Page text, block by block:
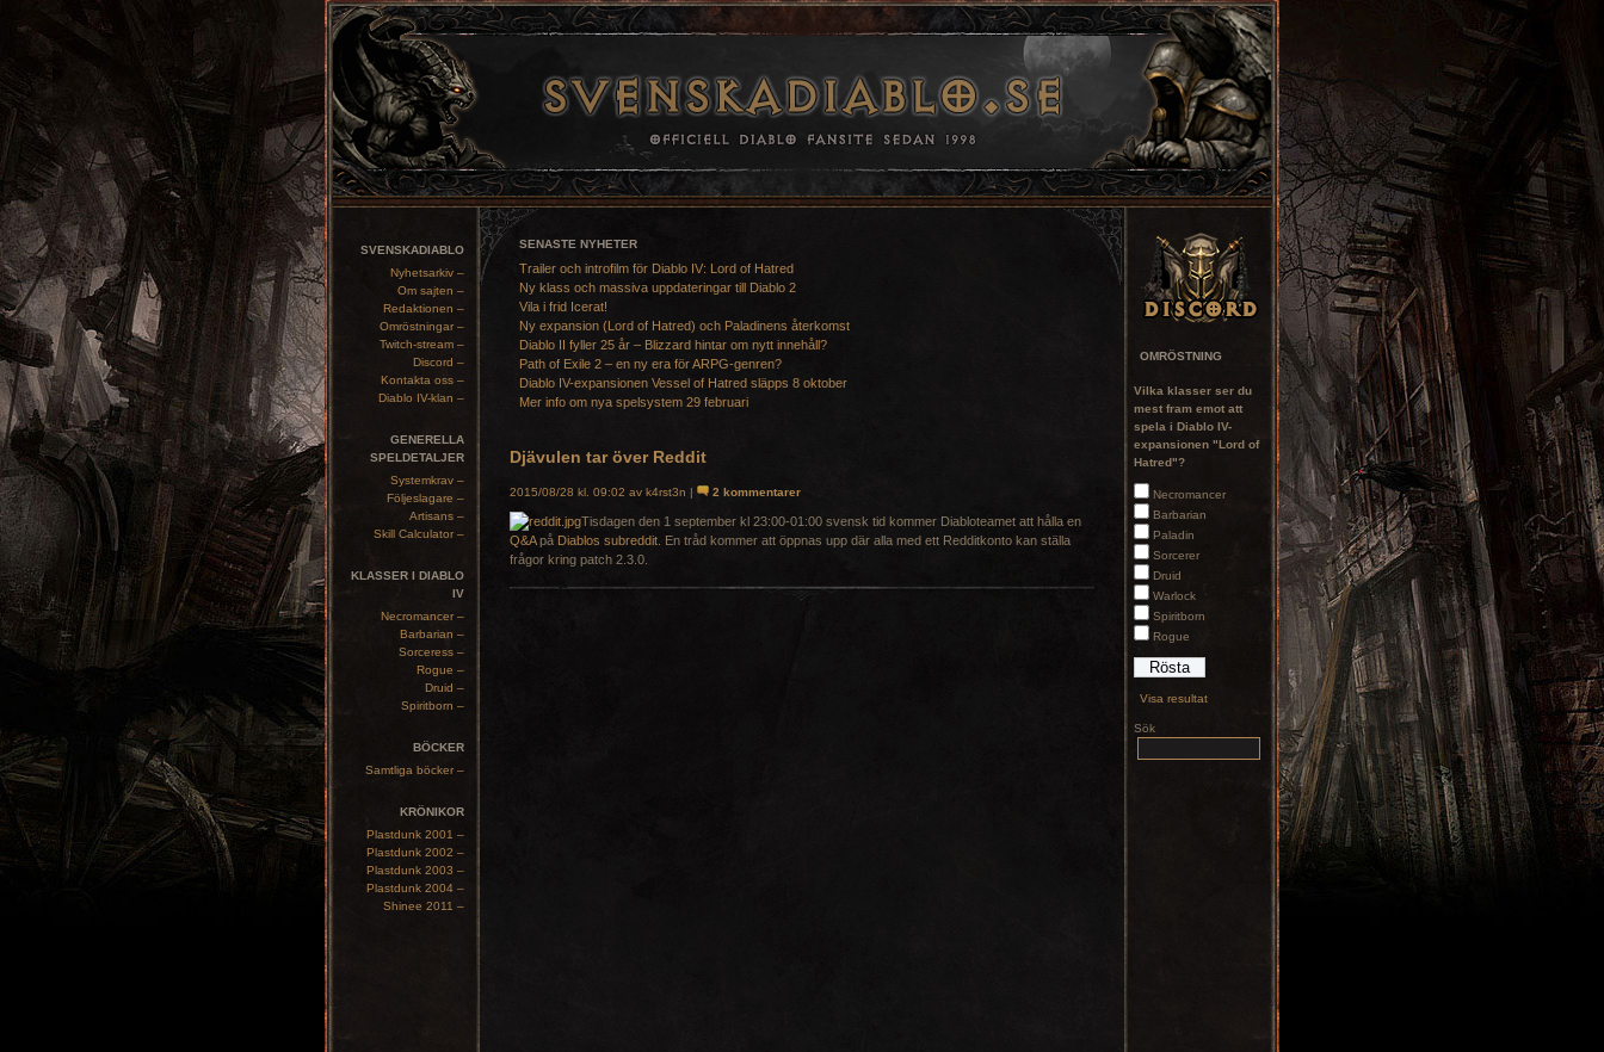
SVENSKADIABLO
Nyhetsarkiv –
Om sajten –
Redaktionen –
Omröstningar –
Twitch-stream –
Discord –
Kontakta oss –
Diablo IV-klan –
GENERELLA
SPELDETALJER
Systemkrav –
Följeslagare –
Artisans –
Skill Calculator –
KLASSER I DIABLO
IV
Necromancer –
Barbarian –
Sorceress –
Rogue –
Druid –
Spiritborn –
BÖCKER
Samtliga böcker –
KRÖNIKOR
Plastdunk 2001 –
Plastdunk 2002 –
Plastdunk 2003 –
Plastdunk 2004 –
Shinee 2011 –
SENASTE NYHETER
Trailer och introfilm för Diablo IV: Lord of Hatred
Ny klass och massiva uppdateringar till Diablo 2
Vila i frid Icerat!
Ny expansion (Lord of Hatred) och Paladinens återkomst
Diablo II fyller 25 år – Blizzard hintar om nytt innehåll?
Path of Exile 2 – en ny era för ARPG-genren?
Diablo IV-expansionen Vessel of Hatred släpps 8 oktober
Mer info om nya spelsystem 29 februari
OMRÖSTNING
Vilka klasser ser du
mest fram emot att
spela i Diablo IV-
expansionen "Lord of
Hatred"?
Necromancer
Barbarian
Paladin
Sorcerer
Druid
Warlock
Spiritborn
Rogue
Visa resultat
Sök
Djävulen tar över Reddit
2015/08/28 kl. 09:02 av k4rst3n | 2 kommentarer
Tisdagen den 1 september kl 23:00-01:00 svensk tid kommer Diabloteamet att hålla en
Q&Apå Diablos subreddit . En tråd kommer att öppnas upp där alla med ett Redditkonto kan ställa
frågor kring patch 2.3.0.